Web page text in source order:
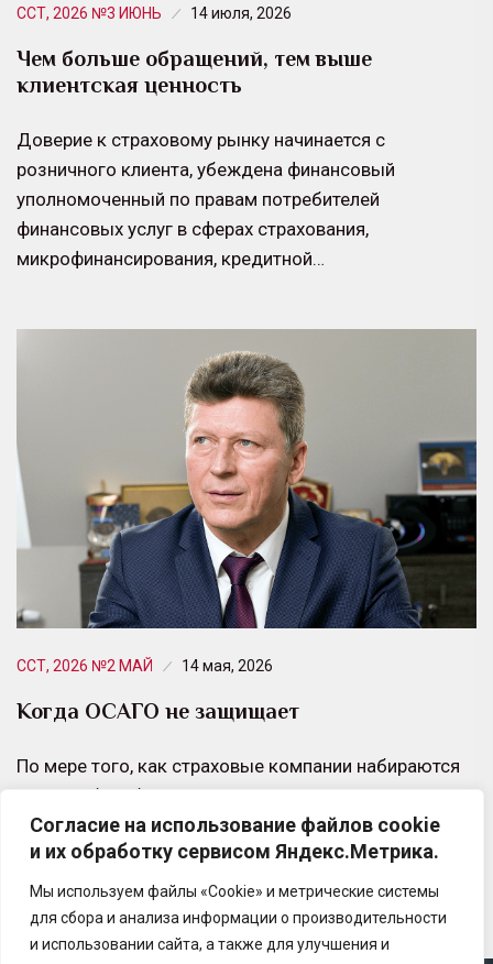
Согласие на использование файлов cookie
и их обработку сервисом Яндекс.Метрика.
Мы используем файлы «Cookie» и метрические системы
для сбора и анализа информации о производительности
и использовании сайта, а также для улучшения и
ССТ, 2026 №3 ИЮНЬ 14 июля, 2026
Чем больше обращений, тем выше
клиентская ценность
Доверие к страховому рынку начинается с
розничного клиента, убеждена финансовый
уполномоченный по правам потребителей
финансовых услуг в сферах страхования,
микрофинансирования, кредитной…
ССТ, 2026 №2 МАЙ 14 мая, 2026
Когда ОСАГО не защищает
По мере того, как страховые компании набираются
опыта в борьбе с автоюристами, последние
находятся в поисках новых источников легких денег.
Одним…